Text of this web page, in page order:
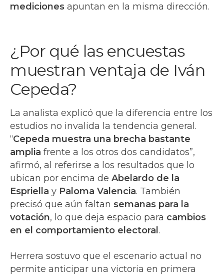
mediciones apuntan en la misma dirección.
¿Por qué las encuestas
muestran ventaja de Iván
Cepeda?
La analista explicó que la diferencia entre los
estudios no invalida la tendencia general.
“Cepeda muestra una brecha bastante
amplia frente a los otros dos candidatos”,
afirmó, al referirse a los resultados que lo
ubican por encima de Abelardo de la
Espriella y Paloma Valencia. También
precisó que aún faltan semanas para la
votación, lo que deja espacio para cambios
en el comportamiento electoral.
Herrera sostuvo que el escenario actual no
permite anticipar una victoria en primera